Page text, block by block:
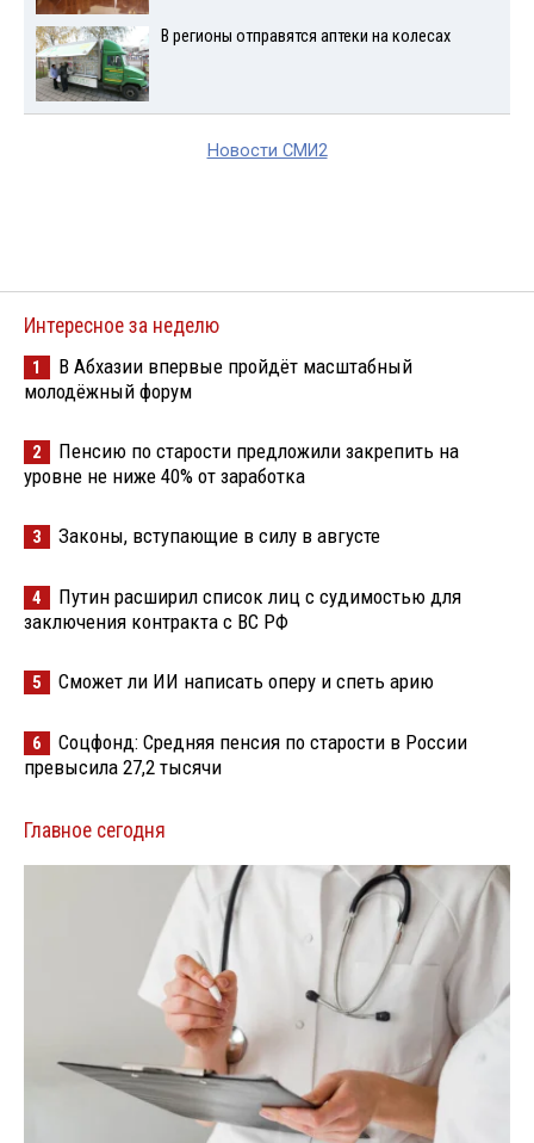
В регионы отправятся аптеки на колесах
Новости СМИ2
Интересное за неделю
1
В Абхазии впервые пройдёт масштабный
молодёжный форум
2
Пенсию по старости предложили закрепить на
уровне не ниже 40% от заработка
3 Законы, вступающие в силу в августе
4
Путин расширил список лиц с судимостью для
заключения контракта с ВС РФ
5 Сможет ли ИИ написать оперу и спеть арию
6
Соцфонд: Средняя пенсия по старости в России
превысила 27,2 тысячи
Главное сегодня